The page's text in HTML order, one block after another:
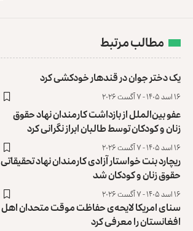
مطالب مرتبط
یک دختر جوان در قندهار خودکشی کرد
۱۶ اسد ۱۴۰۵ - ۷ آگست ۲۰۲۶
عفو بین‌الملل از بازداشت کارمندان نهاد حقوق
زنان و کودکان توسط طالبان ابراز نگرانی کرد
۱۶ اسد ۱۴۰۵ - ۷ آگست ۲۰۲۶
ریچارد بنت خواستار آزادی کارمندان نهاد تحقیقاتی
حقوق زنان و کودکان شد
۱۶ اسد ۱۴۰۵ - ۷ آگست ۲۰۲۶
سنای امریکا لایحه‌ی حفاظت موقت متحدان اهل
افغانستان را معرفی کرد